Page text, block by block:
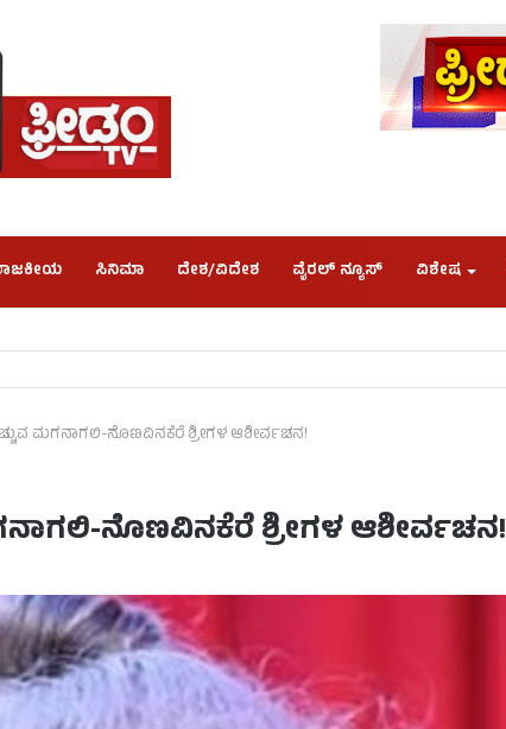
ಸಿನಿಮಾ ದೇಶ/ವಿದೇಶ ವೈರಲ್ ನ್ಯೂಸ್ ವಿಶೇಷ
ಮಗನಾಗಲಿ-ನೊಣವಿನಕೆರೆ ಶ್ರೀಗಳ ಆಶೀರ್ವಚನ!
ನೊಣವಿನಕೆರೆ ಶ್ರೀಗಳ ಆಶೀರ್ವಚನ!